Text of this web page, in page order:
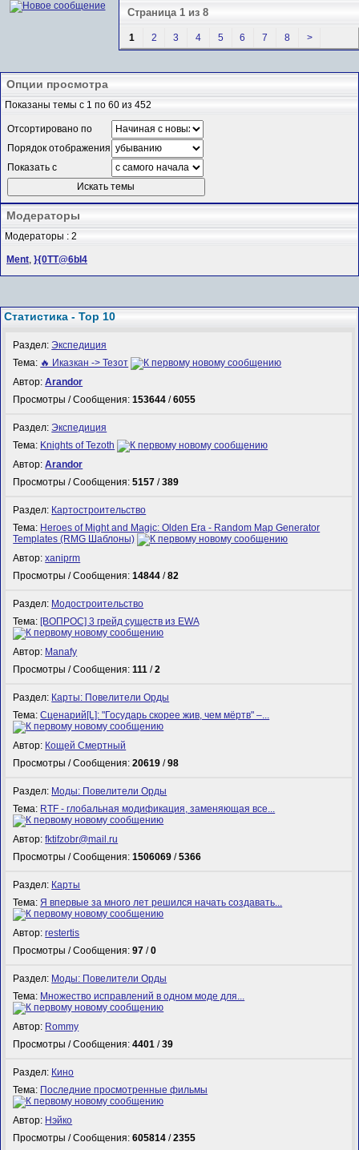
Страница 1 из 8
1 2 3 4 5 6 7 8 >
Опции просмотра
Показаны темы с 1 по 60 из 452
Отсортировано по
Порядок отображения
Показать с
Модераторы
Модераторы : 2
Ment, }{0TT@6bI4
Статистика - Top 10
Раздел:Экспедиция
Тема: 🔥 Иказкан -> Тезот
Автор:Arandor
Просмотры / Сообщения:153644 /6055
Раздел:Экспедиция
Тема: Knights of Tezoth
Автор:Arandor
Просмотры / Сообщения:5157 /389
Раздел: Картостроительство
Тема: Heroes of Might and Magic: Olden Era - Random Map Generator
Templates (RMG Шаблоны)
Автор:xaniprm
Просмотры / Сообщения:14844 /82
Раздел: Модостроительство
Тема: [ВОПРОС] 3 грейд существ из EWA
Автор: Manafy
Просмотры / Сообщения:111 /2
Раздел: Карты: Повелители Орды
Тема:Сценарий[L]: "Государь скорее жив, чем мёртв" –...
Автор: Кощей Смертный
Просмотры / Сообщения:20619 /98
Раздел: Моды: Повелители Орды
Тема: RTF - глобальная модификация, заменяющая все...
Автор:fktifzobr@mail.ru
Просмотры / Сообщения:1506069 /5366
Раздел: Карты
Тема:Я впервые за много лет решился начать создавать...
Автор:restertis
Просмотры / Сообщения:97 /0
Раздел: Моды: Повелители Орды
Тема: Множество исправлений в одном моде для...
Автор: Rommy
Просмотры / Сообщения:4401 /39
Раздел: Кино
Тема: Последние просмотренные фильмы
Автор: Нэйко
Просмотры / Сообщения:605814 /2355